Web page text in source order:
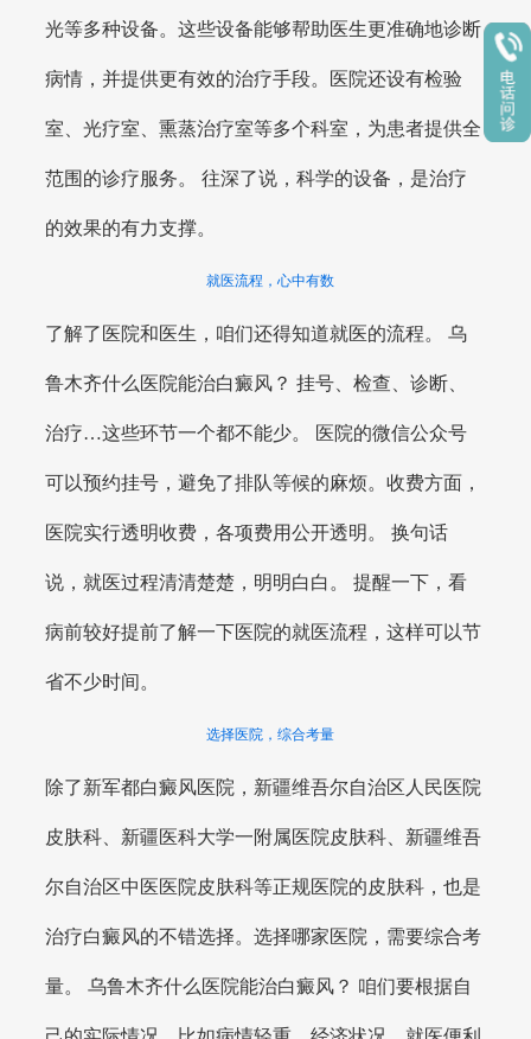
光等多种设备。这些设备能够帮助医生更准确地诊断
病情，并提供更有效的治疗手段。医院还设有检验
室、光疗室、熏蒸治疗室等多个科室，为患者提供全
范围的诊疗服务。 往深了说，科学的设备，是治疗
的效果的有力支撑。
就医流程，心中有数
了解了医院和医生，咱们还得知道就医的流程。 乌
鲁木齐什么医院能治白癜风？ 挂号、检查、诊断、
治疗…这些环节一个都不能少。 医院的微信公众号
可以预约挂号，避免了排队等候的麻烦。收费方面，
医院实行透明收费，各项费用公开透明。 换句话
说，就医过程清清楚楚，明明白白。 提醒一下，看
病前较好提前了解一下医院的就医流程，这样可以节
省不少时间。
选择医院，综合考量
除了新军都白癜风医院，新疆维吾尔自治区人民医院
皮肤科、新疆医科大学一附属医院皮肤科、新疆维吾
尔自治区中医医院皮肤科等正规医院的皮肤科，也是
治疗白癜风的不错选择。选择哪家医院，需要综合考
量。 乌鲁木齐什么医院能治白癜风？ 咱们要根据自